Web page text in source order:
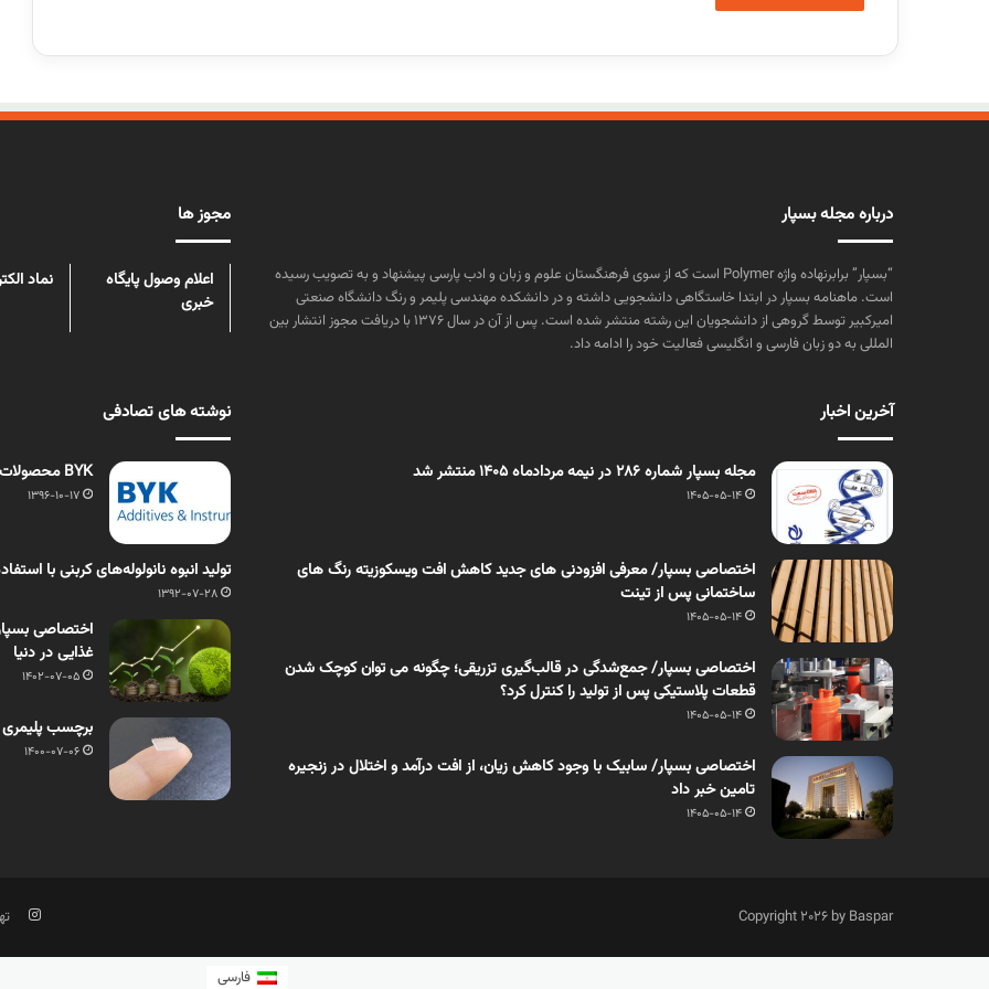
درباره مجله بسپار
“بسپار” برابرنهاده واژه Polymer است که از سوی فرهنگستان علوم و زبان و ادب پارسی پیشنهاد و به تصویب رسیده
است. ماهنامه بسپار در ابتدا خاستگاهی دانشجویی داشته و در دانشکده مهندسی پلیمر و رنگ دانشگاه صنعتی
امیرکبیر توسط گروهی از دانشجویان این رشته منتشر شده است. پس از آن در سال ۱۳۷۶ با دریافت مجوز انتشار بین
المللی به دو زبان فارسی و انگلیسی فعالیت خود را ادامه داد.
مجوز ها
اعلام وصول پایگاه
خبری
نماد
آخرین اخبار
مجله بسپار شماره 286 در نیمه مردادماه 1405 منتشر شد
1405-05-14
اختصاصی بسپار/ معرفی افزودنی های جدید کاهش افت ویسکوزیته رنگ های
ساختمانی پس از تینت
1405-05-14
اختصاصی بسپار/ جمع‌شدگی در قالب‌گیری تزریقی؛ چگونه می توان کوچک شدن
قطعات پلاستیکی پس از تولید را کنترل کرد؟
1405-05-14
اختصاصی بسپار/ سابیک با وجود کاهش زیان، از افت درآمد و اختلال در زنجیره
تامین خبر داد
1405-05-14
نوشته های تصادفی
BYK محصولات جديد خود را معرفي كرد
1396-10-17
تولید انبوه نانولوله‌های کربنی با
1392-07-28
اختصاصی
غذایی در دنیا
1402-07-05
برچسب
1400-07-06
Copyright 2026 by Baspar
فارسی